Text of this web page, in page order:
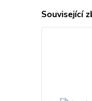
Související